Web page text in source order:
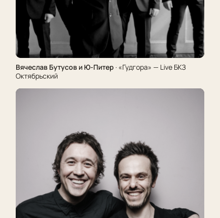
Вячеслав Бутусов и Ю-Питер · «Гудгора» — Live БКЗ
Октябрьский